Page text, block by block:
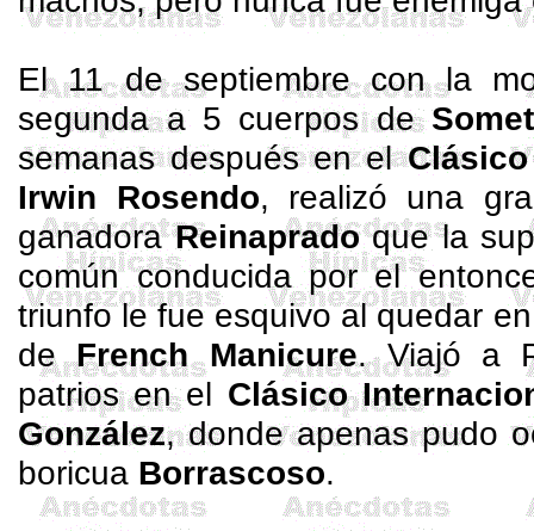
El 11 de septiembre con la
segunda a 5 cuerpos de
semanas después en el
Irwin Rosendo, realizó una
ganadoraReinapradoque la
comúnconducidapor el
triunfo le fue esquivo al quedar
deFrench Manicure. Viajó a
patrios en el Clásico
González, donde apenas pudo
boricua Borrascoso.